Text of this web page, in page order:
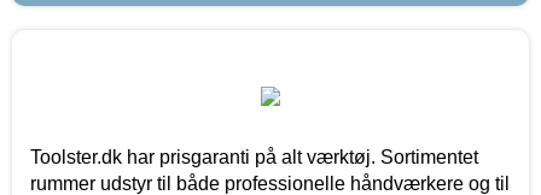
Toolster.dk har prisgaranti på alt værktøj. Sortimentet
rummer udstyr til både professionelle håndværkere og til